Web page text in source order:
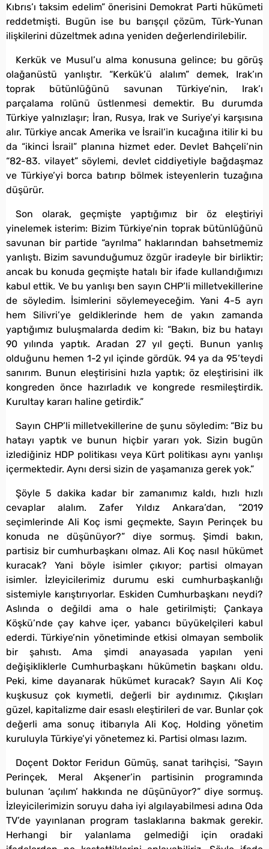
Kıbrıs’ı taksim edelim” önerisini Demokrat Parti hükümeti
reddetmişti. Bugün ise bu barışçıl çözüm, Türk-Yunan
ilişkilerini düzeltmek adına yeniden değerlendirilebilir.
Kerkük ve Musul’u alma konusuna gelince; bu görüş
olağanüstü yanlıştır. “Kerkük’ü alalım” demek, Irak’ın
toprak bütünlüğünü savunan Türkiye’nin, Irak’ı
parçalama rolünü üstlenmesi demektir. Bu durumda
Türkiye yalnızlaşır; İran, Rusya, Irak ve Suriye’yi karşısına
alır. Türkiye ancak Amerika ve İsrail’in kucağına itilir ki bu
da “ikinci İsrail” planına hizmet eder. Devlet Bahçeli’nin
“82-83. vilayet” söylemi, devlet ciddiyetiyle bağdaşmaz
ve Türkiye’yi borca batırıp bölmek isteyenlerin tuzağına
düşürür.
Son olarak, geçmişte yaptığımız bir öz eleştiriyi
yinelemek isterim: Bizim Türkiye’nin toprak bütünlüğünü
savunan bir partide “ayrılma” haklarından bahsetmemiz
yanlıştı. Bizim savunduğumuz özgür iradeyle bir birliktir;
ancak bu konuda geçmişte hatalı bir ifade kullandığımızı
kabul ettik. Ve bu yanlışı ben sayın CHP’li milletvekillerine
de söyledim. İsimlerini söylemeyeceğim. Yani 4-5 ayrı
hem Silivri’ye geldiklerinde hem de yakın zamanda
yaptığımız buluşmalarda dedim ki: “Bakın, biz bu hatayı
90 yılında yaptık. Aradan 27 yıl geçti. Bunun yanlış
olduğunu hemen 1-2 yıl içinde gördük. 94 ya da 95’teydi
sanırım. Bunun eleştirisini hızla yaptık; öz eleştirisini ilk
kongreden önce hazırladık ve kongrede resmileştirdik.
Kurultay kararı haline getirdik.”
Sayın CHP’li milletvekillerine de şunu söyledim: “Biz bu
hatayı yaptık ve bunun hiçbir yararı yok. Sizin bugün
izlediğiniz HDP politikası veya Kürt politikası aynı yanlışı
içermektedir. Aynı dersi sizin de yaşamanıza gerek yok.”
Şöyle 5 dakika kadar bir zamanımız kaldı, hızlı hızlı
cevaplar alalım. Zafer Yıldız Ankara’dan, “2019
seçimlerinde Ali Koç ismi geçmekte, Sayın Perinçek bu
konuda ne düşünüyor?” diye sormuş. Şimdi bakın,
partisiz bir cumhurbaşkanı olmaz. Ali Koç nasıl hükümet
kuracak? Yani böyle isimler çıkıyor; partisi olmayan
isimler. İzleyicilerimiz durumu eski cumhurbaşkanlığı
sistemiyle karıştırıyorlar. Eskiden Cumhurbaşkanı neydi?
Aslında o değildi ama o hale getirilmişti; Çankaya
Köşkü’nde çay kahve içer, yabancı büyükelçileri kabul
ederdi. Türkiye’nin yönetiminde etkisi olmayan sembolik
bir şahıstı. Ama şimdi anayasada yapılan yeni
değişikliklerle Cumhurbaşkanı hükümetin başkanı oldu.
Peki, kime dayanarak hükümet kuracak? Sayın Ali Koç
kuşkusuz çok kıymetli, değerli bir aydınımız. Çıkışları
güzel, kapitalizme dair esaslı eleştirileri de var. Bunlar çok
değerli ama sonuç itibarıyla Ali Koç, Holding yönetim
kuruluyla Türkiye’yi yönetemez ki. Partisi olması lazım.
Doçent Doktor Feridun Gümüş, sanat tarihçisi, “Sayın
Perinçek, Meral Akşener’in partisinin programında
bulunan ‘açılım’ hakkında ne düşünüyor?” diye sormuş.
İzleyicilerimizin soruyu daha iyi algılayabilmesi adına Oda
TV’de yayınlanan program taslaklarına bakmak gerekir.
Herhangi bir yalanlama gelmediği için oradaki